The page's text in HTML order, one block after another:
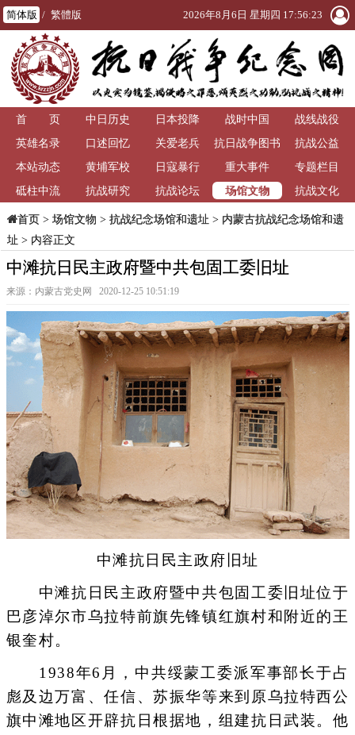
简体版 / 繁體版 2026年8月6日 星期四 17:56:24
首 页 中日历史 日本投降 战时中国
战线战役
英雄名录
口述回忆 关爱老兵
抗日战争图书
馆
抗战公益
本站动态
黄埔军校 日寇暴行 重大事件
专题栏目
砥柱中流
抗战研究 抗战论坛 场馆文物 抗战文化
首页> 场馆文物 > 抗战纪念场馆和遗址 > 内蒙古抗战纪念场馆和遗
址 > 内容正文
中滩抗日民主政府暨中共包固工委旧址
来源：内蒙古党史网 2020-12-25 10:51:19
中滩抗日民主政府旧址
中滩抗日民主政府暨中共包固工委旧址位于
巴彦淖尔市乌拉特前旗先锋镇红旗村和附近的王
银奎村。
1938年6月，中共绥蒙工委派军事部长于占
彪及边万富、任信、苏振华等来到原乌拉特西公
旗中滩地区开辟抗日根据地，组建抗日武装。他